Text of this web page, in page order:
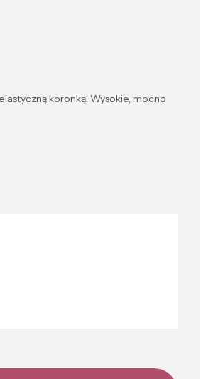
koronką. Wysokie, mocno